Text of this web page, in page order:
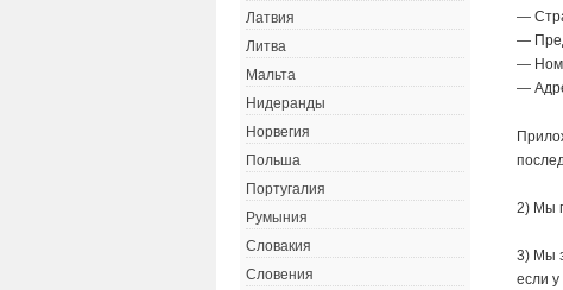
—
—
—
—
2) Мы
3) Мы
если у
Латвия
Литва
Мальта
Нидеранды
Норвегия
Польша
Португалия
Румыния
Словакия
Словения